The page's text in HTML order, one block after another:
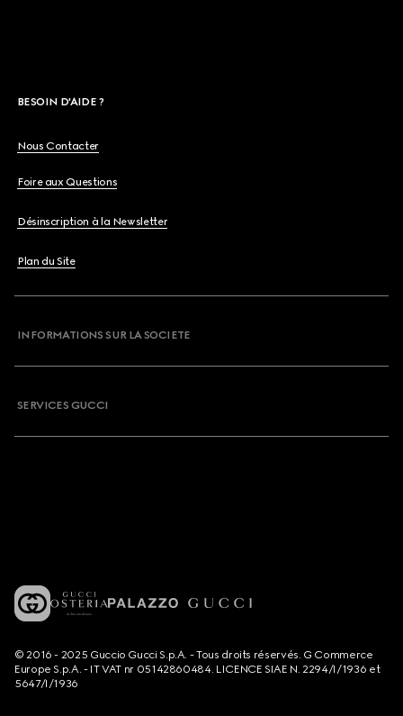
BESOIN D'AIDE ?
Nous Contacter
Foire aux Questions
Désinscription à la Newsletter
Plan du Site
INFORMATIONS SUR LA SOCIETE
SERVICES GUCCI
© 2016 - 2025 Guccio Gucci S.p.A. - Tous droits réservés. G Commerce
Europe S.p.A. - IT VAT nr 05142860484. LICENCE SIAE N. 2294/I/1936 et
5647/I/1936